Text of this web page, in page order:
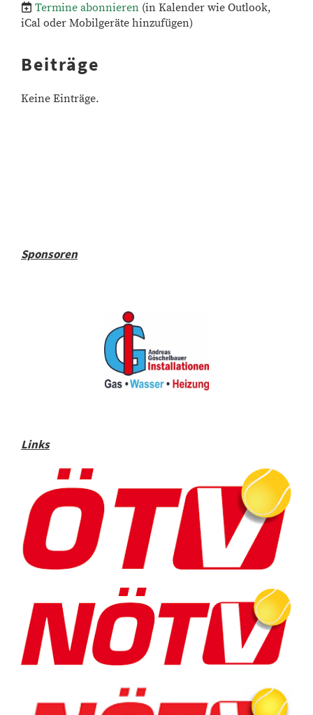
Termine abonnieren (in Kalender wie Outlook,
iCal oder Mobilgeräte hinzufügen)
Beiträge
Keine Einträge.
Sponsoren
Links